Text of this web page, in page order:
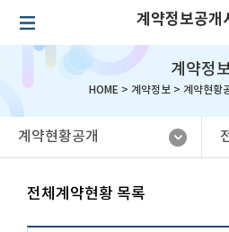
계약정보공개
계약정
HOME > 계약정보> 계약현황
계약현황공개
전체계약현황 목록